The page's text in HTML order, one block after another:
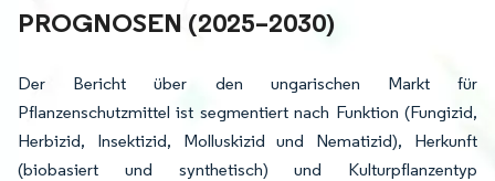
ROGNOSEN (2025–2030)
Der Bericht über den ungarischen Markt für
Pflanzenschutzmittel ist segmentiert nach Funktion (Fungizid,
Herbizid, Insektizid, Molluskizid und Nematizid), Herkunft
(biobasiert und synthetisch) und Kulturpflanzentyp